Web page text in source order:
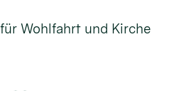
Wohlfahrt und Kirche